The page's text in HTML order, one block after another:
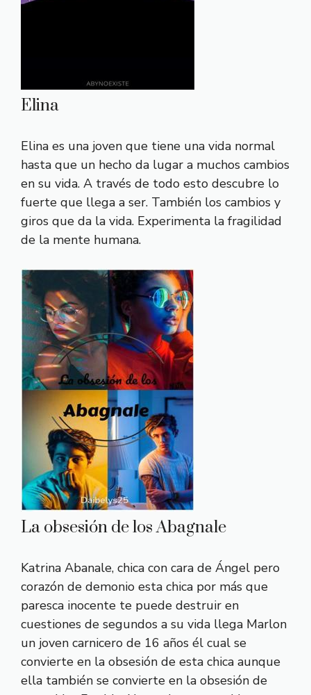
Elina
Elina es una joven que tiene una vida normal
hasta que un hecho da lugar a muchos cambios
en su vida. A través de todo esto descubre lo
fuerte que llega a ser. También los cambios y
giros que da la vida. Experimenta la fragilidad
de la mente humana.
La obsesión de los Abagnale
Katrina Abanale, chica con cara de Ángel pero
corazón de demonio esta chica por más que
paresca inocente te puede destruir en
cuestiones de segundos a su vida llega Marlon
un joven carnicero de 16 años él cual se
convierte en la obsesión de esta chica aunque
ella también se convierte en la obsesión de